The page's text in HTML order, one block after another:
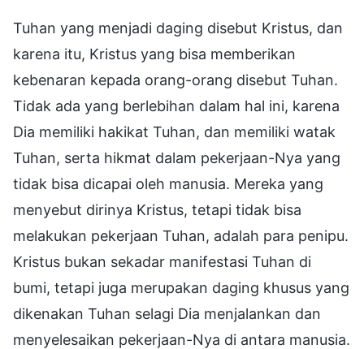
Tuhan yang menjadi daging disebut Kristus, dan
karena itu, Kristus yang bisa memberikan
kebenaran kepada orang-orang disebut Tuhan.
Tidak ada yang berlebihan dalam hal ini, karena
Dia memiliki hakikat Tuhan, dan memiliki watak
Tuhan, serta hikmat dalam pekerjaan-Nya yang
tidak bisa dicapai oleh manusia. Mereka yang
menyebut dirinya Kristus, tetapi tidak bisa
melakukan pekerjaan Tuhan, adalah para penipu.
Kristus bukan sekadar manifestasi Tuhan di
bumi, tetapi juga merupakan daging khusus yang
dikenakan Tuhan selagi Dia menjalankan dan
menyelesaikan pekerjaan-Nya di antara manusia.